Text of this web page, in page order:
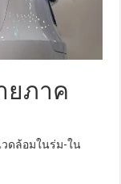
ยภาค
วดล้อมในร่ม-ใน